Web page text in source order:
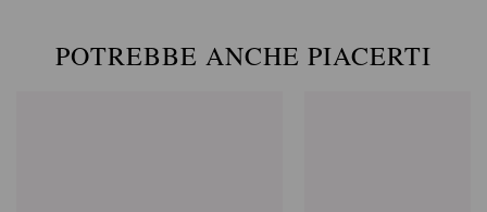
POTREBBE ANCHE PIACERTI